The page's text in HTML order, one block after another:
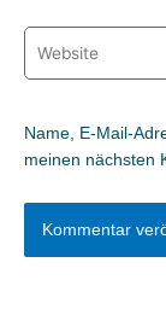
Name, E-Mail-
meinen nächsten